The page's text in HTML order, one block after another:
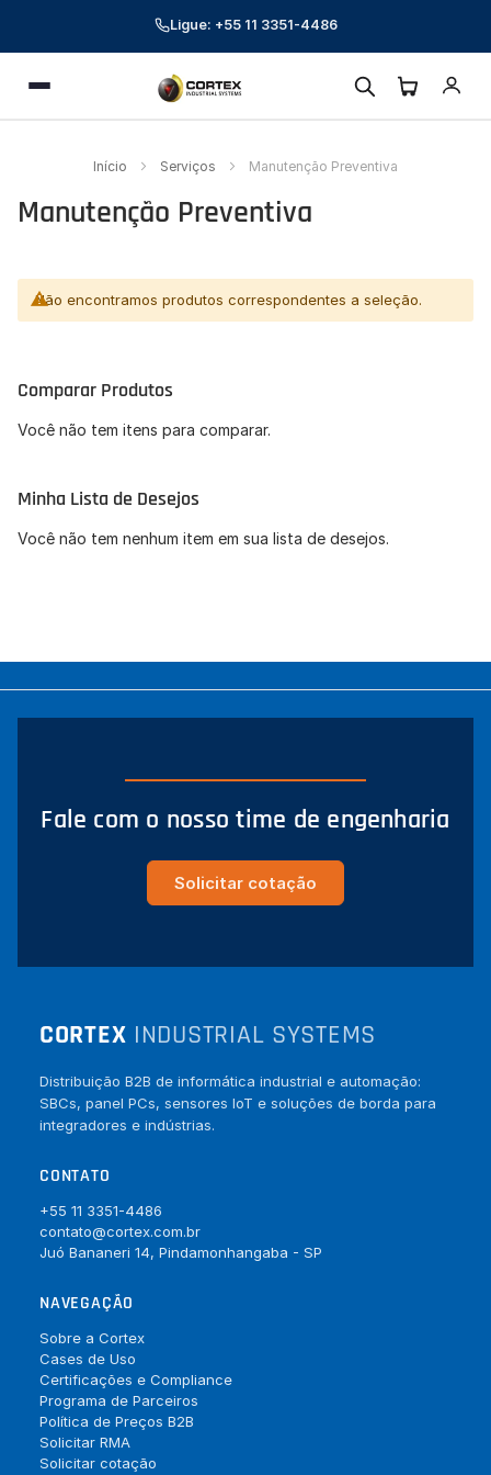
Ligue: +55 11 3351-4486
Menu
Início Serviços Manutenção Preventiva
Manutenção Preventiva
Não encontramos produtos correspondentes a seleção.
Comparar Produtos
Você não tem itens para comparar.
Minha Lista de Desejos
Você não tem nenhum item em sua lista de desejos.
Fale com o nosso time de engenharia
Solicitar cotação
CORTEX INDUSTRIAL SYSTEMS
Distribuição B2B de informática industrial e automação:
SBCs, panel PCs, sensores IoT e soluções de borda para
integradores e indústrias.
CONTATO
+55 11 3351-4486
contato@cortex.com.br
Juó Bananeri 14, Pindamonhangaba - SP
NAVEGAÇÃO
Sobre a Cortex
Cases de Uso
Certificações e Compliance
Programa de Parceiros
Política de Preços B2B
Solicitar RMA
Solicitar cotação
Cortex Industrial Systems
Online — respondemos em poucos minutos
Preencha seus dados para começar a conversa.
E-mail corporativo *
Telefone *
Empresa (opcional)
Como podemos ajudar? *
Iniciar conversa